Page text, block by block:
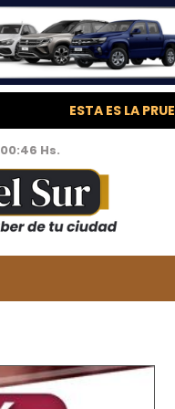
ESTA ES LA
00:46 Hs.